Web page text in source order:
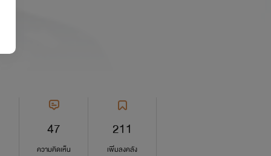
47
ความคิดเห็น
211
เพิ่มลงคลัง